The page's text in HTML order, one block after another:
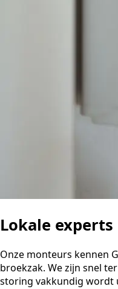
Lokale
Onze monteurs kennen
broekzak. We zijn snel
storing vakkundig wordt